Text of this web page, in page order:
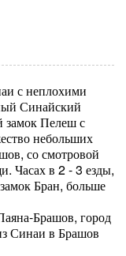
с неплохими
Синайский
замок Пелеш с
небольших
со смотровой
Часах в 2 - 3 езды,
Бран, больше
Брашов, город
Синаи в Брашов